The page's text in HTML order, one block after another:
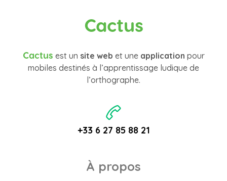
Cactus
Cactus est un site web et une application pour
mobiles destinés à l’apprentissage ludique de
l’orthographe.
+33 6 27 85 88 21
À propos